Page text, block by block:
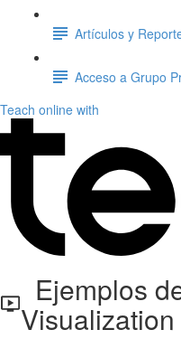
Artículos y
Acceso a Grupo
Teach online with
Ejemplos
Visualization